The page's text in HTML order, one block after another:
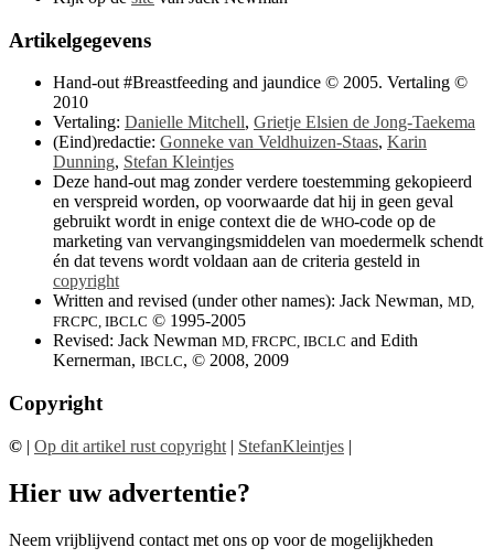
Artikelgegevens
Hand-out #Breastfeeding and jaundice © 2005. Vertaling ©
2010
Vertaling: Danielle Mitchell, Grietje Elsien de Jong-Taekema
(Eind)redactie: Gonneke van Veldhuizen-Staas, Karin
Dunning, Stefan Kleintjes
Deze hand-out mag zonder verdere toestemming gekopieerd
en verspreid worden, op voorwaarde dat hij in geen geval
gebruikt wordt in enige context die de WHO-code op de
marketing van vervangingsmiddelen van moedermelk schendt
én dat tevens wordt voldaan aan de criteria gesteld in
copyright
Written and revised (under other names): Jack Newman, MD,
FRCPC, IBCLC © 1995-2005
Revised: Jack Newman MD, FRCPC, IBCLC and Edith
Kernerman, IBCLC, © 2008, 2009
Copyright
© | Op dit artikel rust copyright | StefanKleintjes |
Hier uw advertentie?
Neem vrijblijvend contact met ons op voor de mogelijkheden